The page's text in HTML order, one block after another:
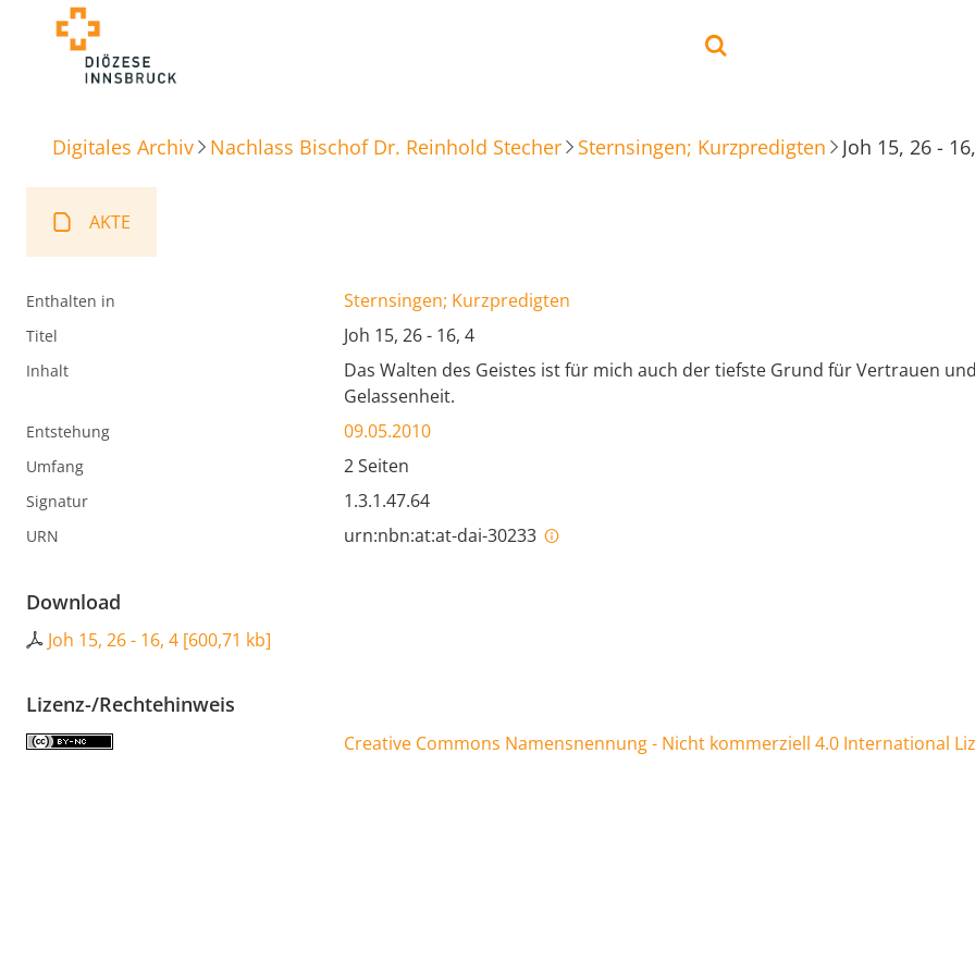
Digitales Archiv Nachlass Bischof Dr. Reinhold Stecher Sternsingen; Kurzpredigten Joh 15, 26 -
AKTE
Enthalten in Sternsingen; Kurzpredigten
Titel Joh 15, 26 - 16, 4
Inhalt
Das Walten des Geistes ist für mich auch der tiefste Grund für Vertrauen
Gelassenheit.
Entstehung 09.05.2010
Umfang 2 Seiten
Signatur 1.3.1.47.64
URN urn:nbn:at:at-dai-30233
Download
Joh 15, 26 - 16, 4 [600,71 kb]
Lizenz-/Rechtehinweis
Creative Commons Namensnennung - Nicht kommerziell 4.0 International